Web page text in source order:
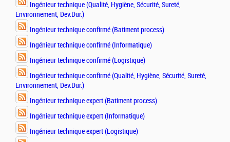
Ingénieur technique (Qualité, Hygiène, Sécurité, Sureté,
Environnement, Dev.Dur.)
Ingénieur technique confirmé (Batiment process)
Ingénieur technique confirmé (Informatique)
Ingénieur technique confirmé (Logistique)
Ingénieur technique confirmé (Qualité, Hygiène, Sécurité, Sureté,
Environnement, Dev.Dur.)
Ingénieur technique expert (Batiment process)
Ingénieur technique expert (Informatique)
Ingénieur technique expert (Logistique)